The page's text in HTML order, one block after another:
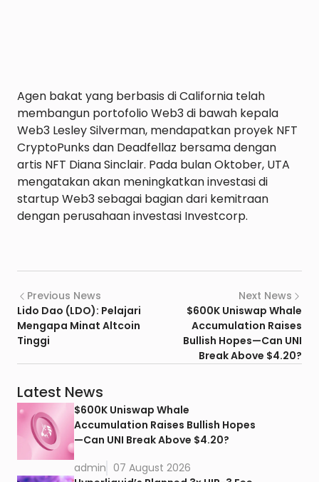
Agen bakat yang berbasis di California telah
membangun portofolio Web3 di bawah kepala
Web3 Lesley Silverman, mendapatkan proyek NFT
CryptoPunks dan Deadfellaz bersama dengan
artis NFT Diana Sinclair. Pada bulan Oktober, UTA
mengatakan akan meningkatkan investasi di
startup Web3 sebagai bagian dari kemitraan
dengan perusahaan investasi Investcorp.
Previous News
Lido Dao (LDO): Pelajari
Mengapa Minat Altcoin
Tinggi
Next News
$600K Uniswap Whale
Accumulation Raises
Bullish Hopes—Can UNI
Break Above $4.20?
Latest News
$600K Uniswap Whale
Accumulation Raises Bullish Hopes
—Can UNI Break Above $4.20?
admin 07 August 2026